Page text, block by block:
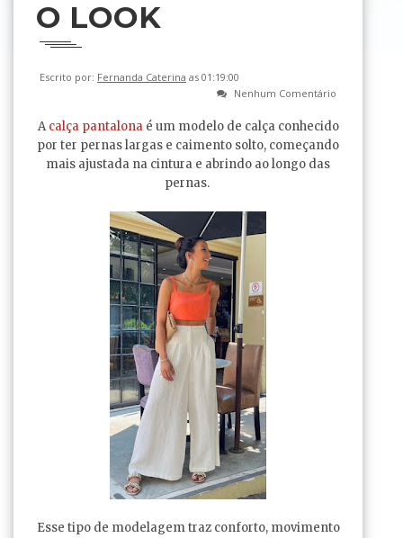
O LOOK
Escrito por: Fernanda Caterina as 01:19:00
Nenhum Comentário
Acalça pantalona é um modelo de calça conhecido
por ter pernas largas e caimento solto, começando
mais ajustada na cintura e abrindo ao longo das
pernas.
Esse tipo de modelagem traz conforto, movimento